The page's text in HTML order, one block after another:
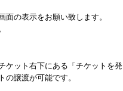
の表示をお願い致します。
ケット右下にある「チケットを発
譲渡が可能です。